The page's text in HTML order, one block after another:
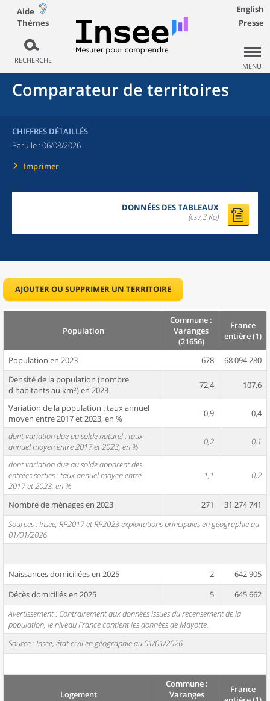
Aide
Thèmes
RECHERCHE
English
Presse
MENU
Comparateur de territoires
CHIFFRES DÉTAILLÉS
Paru le : 06/08/2026
Imprimer
DONNÉES DES TABLEAUX
(csv,3 Ko)
AJOUTER OU SUPPRIMER UN TERRITOIRE
Population
Commune :
Varanges
(21656)
France
entière (1)
Population en 2023 678
68 094 280
Densité de la population (nombre
d'habitants au km²) en 2023
72,4 107,6
Variation de la population : taux annuel
moyen entre 2017 et 2023, en %
–0,9 0,4
dont variation due au solde naturel : taux
annuel moyen entre 2017 et 2023, en %
0,2 0,1
dont variation due au solde apparent des
entrées sorties : taux annuel moyen entre
2017 et 2023, en %
–1,1 0,2
Nombre de ménages en 2023 271
31 274 741
Sources : Insee, RP2017 et RP2023 exploitations principales en géographie au
01/01/2026
Naissances domiciliées en 2025 2
642 905
Décès domiciliés en 2025
5
645 662
Avertissement : Contrairement aux données issues du recensement de la
population, le niveau France contient les données de Mayotte.
Source : Insee, état civil en géographie au 01/01/2026
Logement
Commune :
Varanges
France